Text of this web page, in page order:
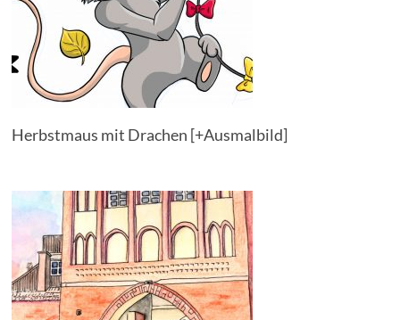
Herbstmaus mit Drachen [+Ausmalbild]